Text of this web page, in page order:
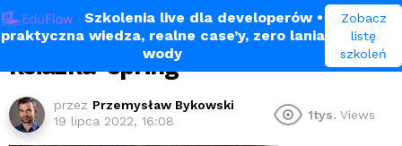
Szkolenia live dla developerów•
praktyczna wiedza, realne case’y, zero lania
wody
Zobacz
listę
szkoleń
ksiazka-spring
przez Przemysław Bykowski
19 lipca 2022, 16:08
1tys. Views